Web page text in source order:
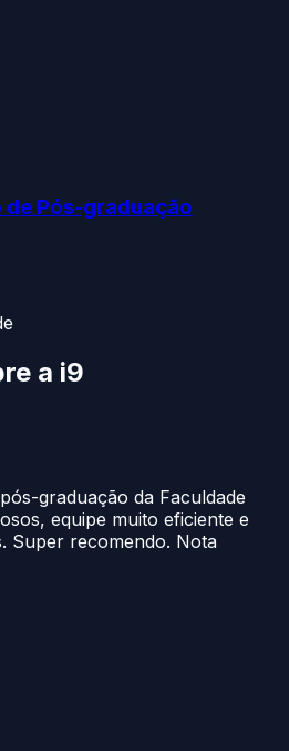
de Pós-graduação
a i9
graduação da Faculdade
equipe muito eficiente e
Super recomendo. Nota